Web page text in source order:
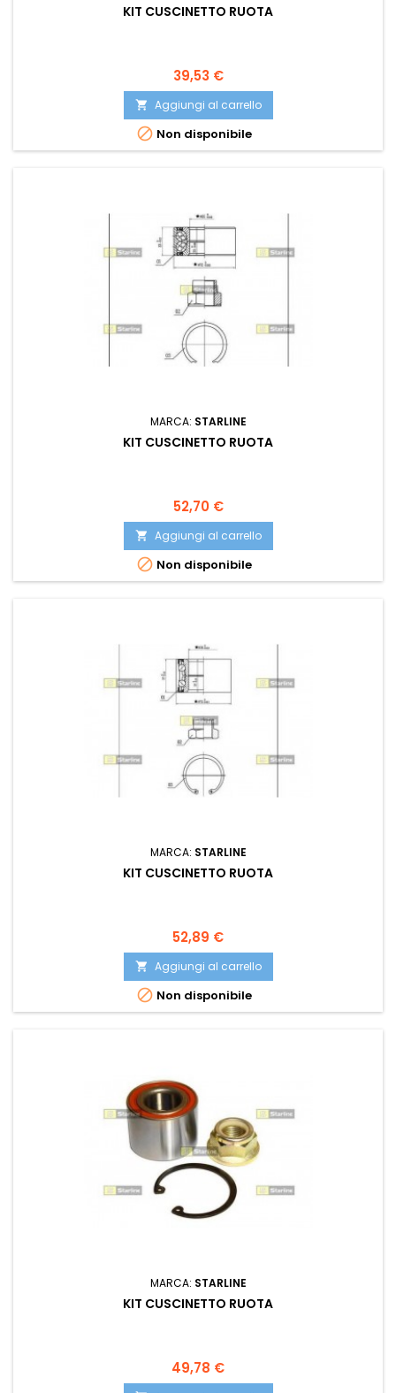
KIT CUSCINETTO RUOTA
Prezzo
39,53 €
 Aggiungi al carrello
 Non disponibile
MARCA: STARLINE
KIT CUSCINETTO RUOTA
Prezzo
52,70 €
 Aggiungi al carrello
 Non disponibile
MARCA: STARLINE
KIT CUSCINETTO RUOTA
Prezzo
52,89 €
 Aggiungi al carrello
 Non disponibile
MARCA: STARLINE
KIT CUSCINETTO RUOTA
Prezzo
49,78 €